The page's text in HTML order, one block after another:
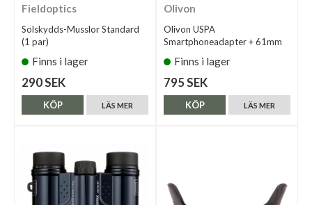
Fieldoptics
Solskydds-Musslor Standard
(1 par)
Finns i lager
290 SEK
LÄS MER
KÖP
Olivon
Olivon USPA
Smartphoneadapter + 61mm
Finns i lager
795 SEK
LÄS MER
KÖP